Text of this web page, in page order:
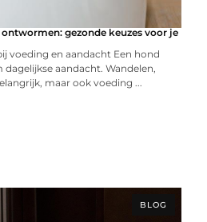
gezonde keuzes voor je
voeding en aandacht Een hond
aandacht. Wandelen,
maar ook voeding ...
BLOG